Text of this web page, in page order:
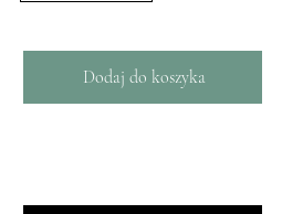
Dodaj do koszyka